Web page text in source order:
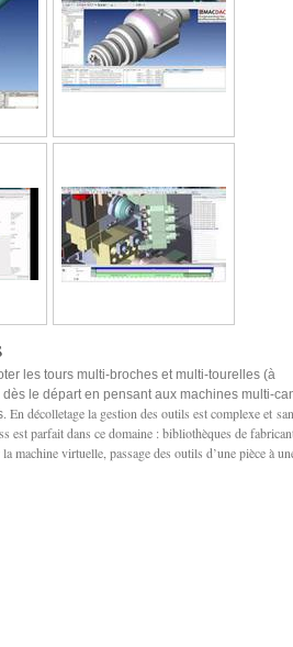
les tours multi-broches et multi-tourelles (à
le départ en pensant aux machines multi-
. En décolletage la gestion des outils est complexe et
est parfait dans ce domaine : bibliothèques de
machine virtuelle, passage des outils d’une pièce à